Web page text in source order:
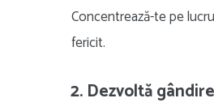
Concentrează-te pe
fericit.
2. Dezvoltă